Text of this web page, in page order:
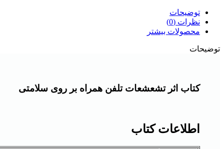
توضیحات
نظرات (0)
محصولات بیشتر
توضیحات
کتاب اثر تشعشعات تلفن همراه بر روی سلامتی
اطلاعات کتاب